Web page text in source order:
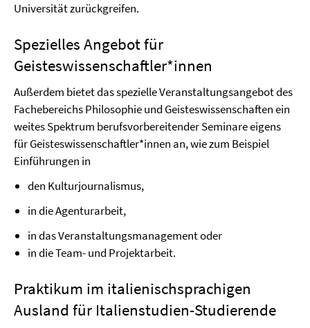
Universität zurückgreifen.
Spezielles Angebot für
Geisteswissenschaftler*innen
Außerdem bietet das spezielle Veranstaltungsangebot des
Fachebereichs Philosophie und Geisteswissenschaften ein
weites Spektrum berufsvorbereitender Seminare eigens
für Geisteswissenschaftler*innen an, wie zum Beispiel
Einführungen in
den Kulturjournalismus,
in die Agenturarbeit,
in das Veranstaltungsmanagement oder
in die Team- und Projektarbeit.
Praktikum im italienischsprachigen
Ausland für Italienstudien-Studierende